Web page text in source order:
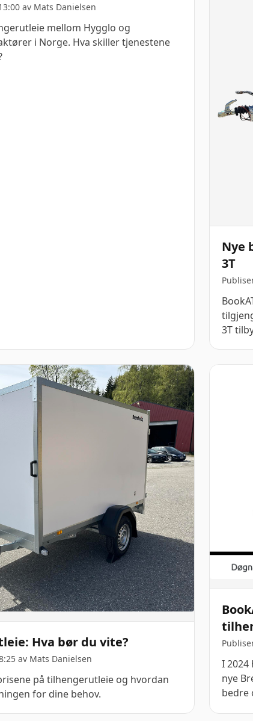
av Mats Danielsen
mellom Hygglo og
i Norge. Hva skiller tjenestene
Nye
3T
3T
Hva bør du vite?
av Mats Danielsen
på tilhengerutleie og hvordan
for dine behov.
I
nye
bedre